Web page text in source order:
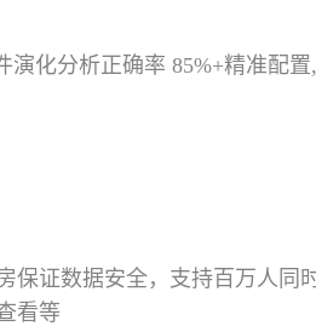
演化分析正确率 85%+精准配
保证数据安全，支持百万人
看等